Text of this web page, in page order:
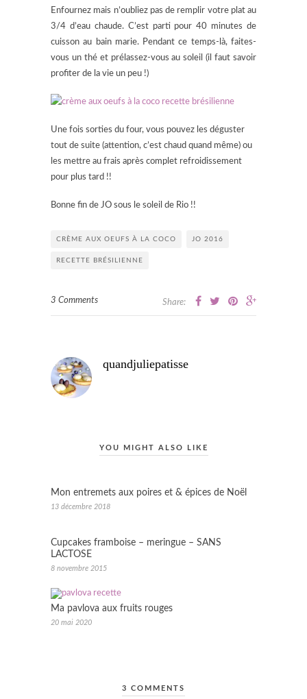
Enfournez mais n’oubliez pas de remplir votre plat au
3/4 d’eau chaude. C’est parti pour 40 minutes de
cuisson au bain marie. Pendant ce temps-là, faites-
vous un thé et prélassez-vous au soleil (il faut savoir
profiter de la vie un peu !)
Une fois sorties du four, vous pouvez les déguster
tout de suite (attention, c’est chaud quand même) ou
les mettre au frais après complet refroidissement
pour plus tard !!
Bonne fin de JO sous le soleil de Rio !!
CRÈME AUX OEUFS À LA COCO JO 2016
RECETTE BRÉSILIENNE
3 Comments Share:
quandjuliepatisse
YOU MIGHT ALSO LIKE
Mon entremets aux poires et & épices de Noël
13 décembre 2018
Cupcakes framboise – meringue – SANS
LACTOSE
8 novembre 2015
Ma pavlova aux fruits rouges
20 mai 2020
3 COMMENTS